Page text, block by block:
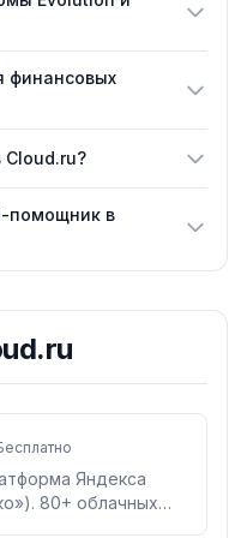
финансовых
Cloud.ru?
помощник в
Яндекса
80+ облачных